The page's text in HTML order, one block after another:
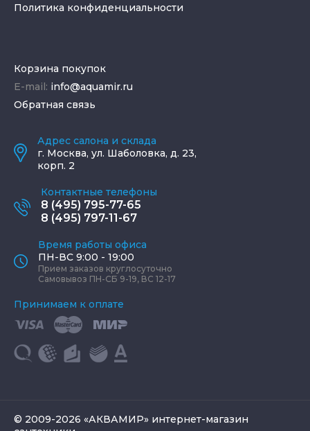
Политика конфиденциальности
Корзина покупок
E-mail: info@aquamir.ru
Обратная связь
Адрес салона и склада
г. Москва, ул. Шаболовка, д. 23,
корп. 2
Контактные телефоны
8 (495) 795-77-65
8 (495) 797-11-67
Время работы офиса
ПН-ВС 9:00 - 19:00
Прием заказов круглосуточно
Самовывоз ПН-СБ 9-19, ВС 12-17
Принимаем к оплате
© 2009-2026 «АКВАМИР» интернет-магазин